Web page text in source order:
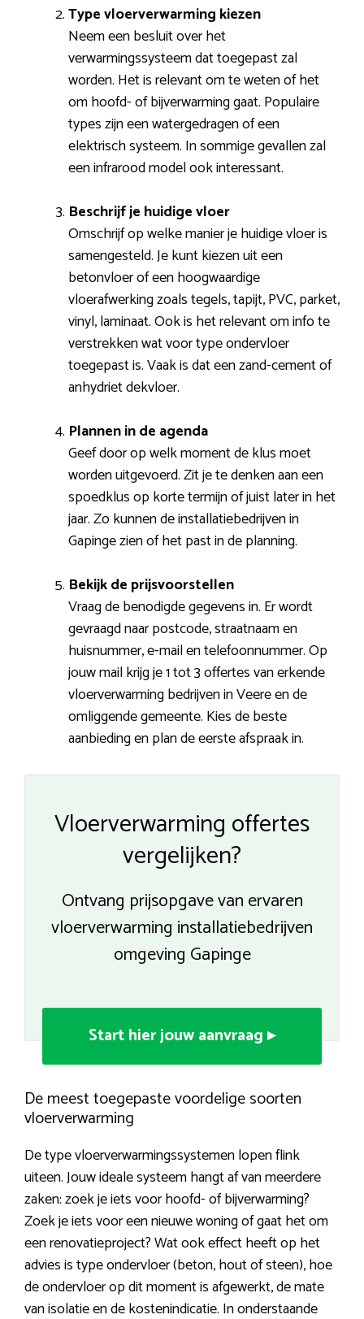
Type vloerverwarming kiezen
Neem een besluit over het
verwarmingssysteem dat toegepast zal
worden. Het is relevant om te weten of het
om hoofd- of bijverwarming gaat. Populaire
types zijn een watergedragen of een
elektrisch systeem. In sommige gevallen zal
een infrarood model ook interessant.
Beschrijf je huidige vloer
Omschrijf op welke manier je huidige vloer is
samengesteld. Je kunt kiezen uit een
betonvloer of een hoogwaardige
vloerafwerking zoals tegels, tapijt, PVC, parket,
vinyl, laminaat. Ook is het relevant om info te
verstrekken wat voor type ondervloer
toegepast is. Vaak is dat een zand-cement of
anhydriet dekvloer.
Plannen in de agenda
Geef door op welk moment de klus moet
worden uitgevoerd. Zit je te denken aan een
spoedklus op korte termijn of juist later in het
jaar. Zo kunnen de installatiebedrijven in
Gapinge zien of het past in de planning.
Bekijk de prijsvoorstellen
Vraag de benodigde gegevens in. Er wordt
gevraagd naar postcode, straatnaam en
huisnummer, e-mail en telefoonnummer. Op
jouw mail krijg je 1 tot 3 offertes van erkende
vloerverwarming bedrijven in Veere en de
omliggende gemeente. Kies de beste
aanbieding en plan de eerste afspraak in.
Vloerverwarming offertes
vergelijken?
Ontvang prijsopgave van ervaren
vloerverwarming installatiebedrijven
omgeving Gapinge
Start hier jouw aanvraag ▸
De meest toegepaste voordelige soorten
vloerverwarming
De type vloerverwarmingssystemen lopen flink
uiteen. Jouw ideale systeem hangt af van meerdere
zaken: zoek je iets voor hoofd- of bijverwarming?
Zoek je iets voor een nieuwe woning of gaat het om
een renovatieproject? Wat ook effect heeft op het
advies is type ondervloer (beton, hout of steen), hoe
de ondervloer op dit moment is afgewerkt, de mate
van isolatie en de kostenindicatie. In onderstaande